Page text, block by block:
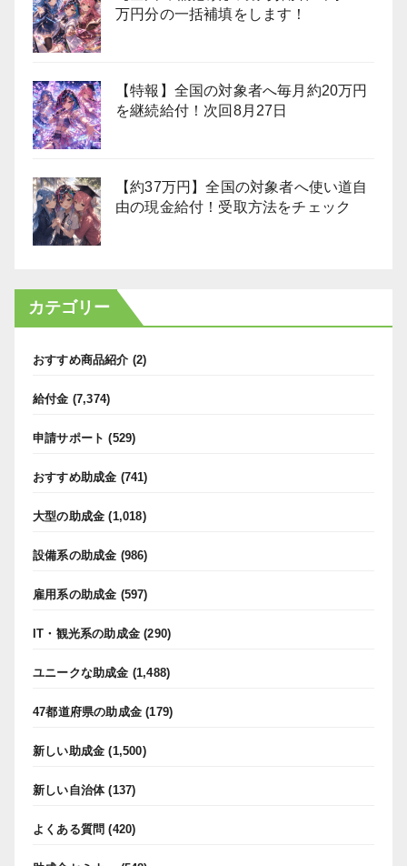
万円分の一括補填をします！
【特報】全国の対象者へ毎月約20万円
を継続給付！次回8月27日
【約37万円】全国の対象者へ使い道自
由の現金給付！受取方法をチェック
カテゴリー
おすすめ商品紹介 (2)
給付金 (7,374)
申請サポート (529)
おすすめ助成金 (741)
大型の助成金 (1,018)
設備系の助成金 (986)
雇用系の助成金 (597)
IT・観光系の助成金 (290)
ユニークな助成金 (1,488)
47都道府県の助成金 (179)
新しい助成金 (1,500)
新しい自治体(137)
よくある質問 (420)